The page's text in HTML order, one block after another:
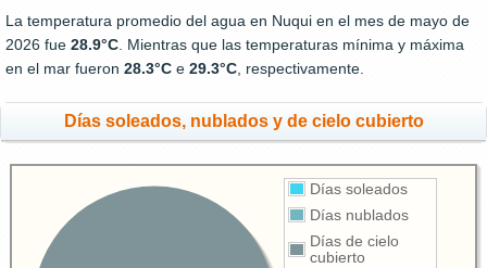
La temperatura promedio del agua en Nuqui en el mes de mayo de
2026 fue 28.9°C. Mientras que las temperaturas mínima y máxima
en el mar fueron 28.3°C e 29.3°C, respectivamente.
Días soleados, nublados y de cielo cubierto
Días soleados
Días nublados
Días de cielo
cubierto